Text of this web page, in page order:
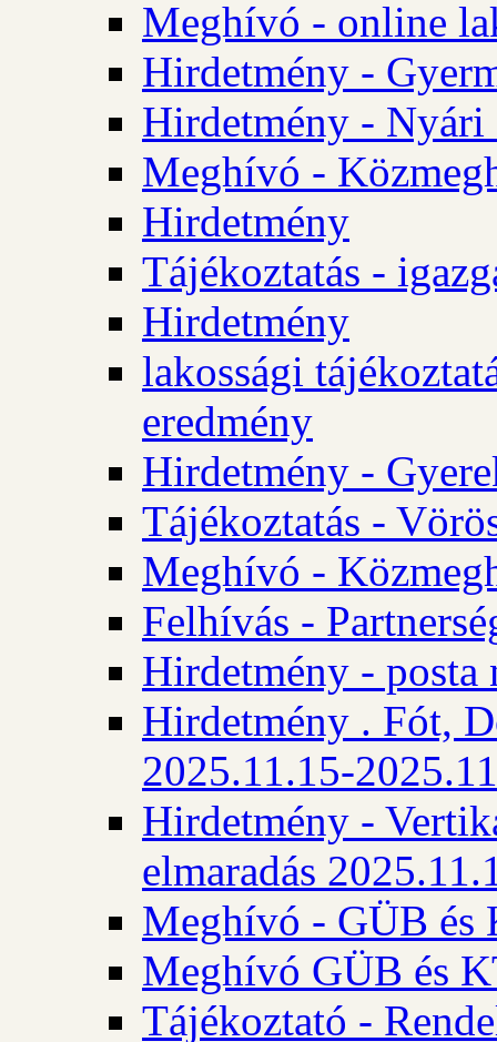
Meghívó - online
Hirdetmény -
Hirdetmény - Nyári
Meghívó -
Hirdetmény
Tájékoztatás -
Hirdetmény
lakossági
eredmény
Hirdetmény -
Tájékoztatás -
Meghívó -
Felhívás -
Hirdetmény - posta
Hirdetmény . Fót,
2025.11.15-
Hirdetmény -
elmaradás
Meghívó - GÜB és
Meghívó GÜB és
Tájékoztató -